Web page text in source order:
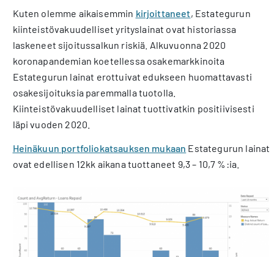
Kuten olemme aikaisemmin kirjoittaneet, Estategurun
kiinteistövakuudelliset yrityslainat ovat historiassa
laskeneet sijoitussalkun riskiä. Alkuvuonna 2020
koronapandemian koetellessa osakemarkkinoita
Estategurun lainat erottuivat edukseen huomattavasti
osakesijoituksia paremmalla tuotolla.
Kiinteistövakuudelliset lainat tuottivatkin positiivisesti
läpi vuoden 2020.
Heinäkuun portfoliokatsauksen mukaan Estategurun lainat
ovat edellisen 12kk aikana tuottaneet 9,3 – 10,7 %:ia.